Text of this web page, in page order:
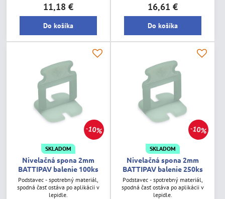
11,18 €
Do košíka
16,61 €
Do košíka
10%
SKLADOM
Nivelačná spona 2mm
BATTIPAV balenie 100ks
Podstavec - spotrebný materiál,
spodná časť ostáva po aplikácii v
lepidle.
10%
SKLADOM
Nivelačná spona 2mm
BATTIPAV balenie 250ks
Podstavec - spotrebný materiál,
spodná časť ostáva po aplikácii v
lepidle.